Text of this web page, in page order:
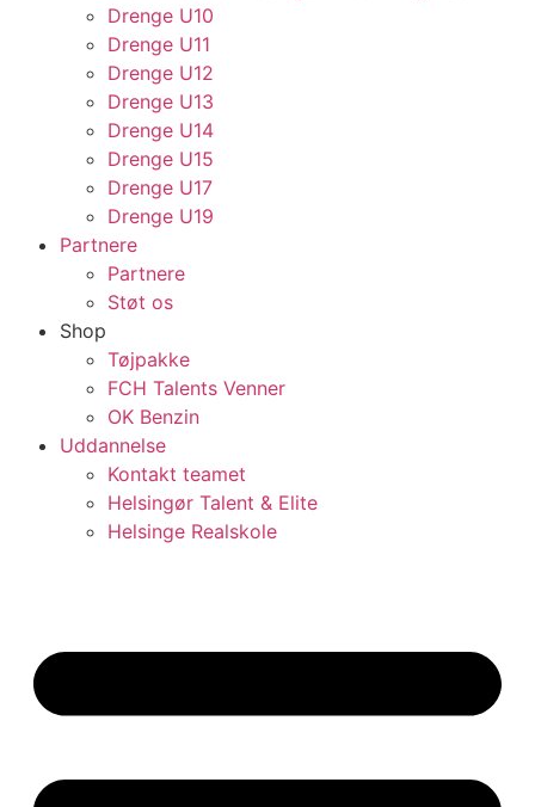
Drenge U10
Drenge U11
Drenge U12
Drenge U13
Drenge U14
Drenge U15
Drenge U17
Drenge U19
Partnere
Partnere
Støt os
Shop
Tøjpakke
FCH Talents Venner
OK Benzin
Uddannelse
Kontakt teamet
Helsingør Talent & Elite
Helsinge Realskole